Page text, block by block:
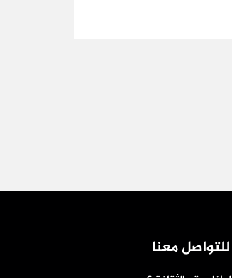
للتواصل معنا